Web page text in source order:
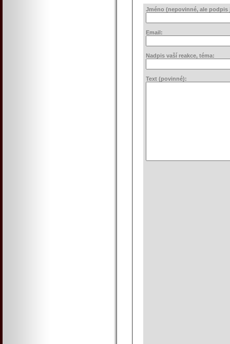
Jméno (nepovinné, ale podpis
Email:
Nadpis vaší reakce, téma:
Text (povinné):